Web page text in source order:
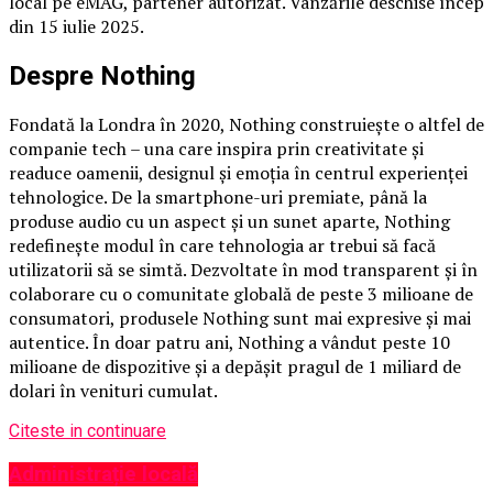
din 15 iulie 2025.
Despre Nothing
Fondată la Londra în 2020, Nothing construiește o altfel de
companie tech – una care inspira prin creativitate și
readuce oamenii, designul și emoția în centrul experienței
tehnologice. De la smartphone-uri premiate, până la
produse audio cu un aspect și un sunet aparte, Nothing
redefinește modul în care tehnologia ar trebui să facă
utilizatorii să se simtă. Dezvoltate în mod transparent și în
colaborare cu o comunitate globală de peste 3 milioane de
consumatori, produsele Nothing sunt mai expresive și mai
autentice. În doar patru ani, Nothing a vândut peste 10
milioane de dispozitive și a depășit pragul de 1 miliard de
dolari în venituri cumulat.
Citeste in continuare
Administrație locală